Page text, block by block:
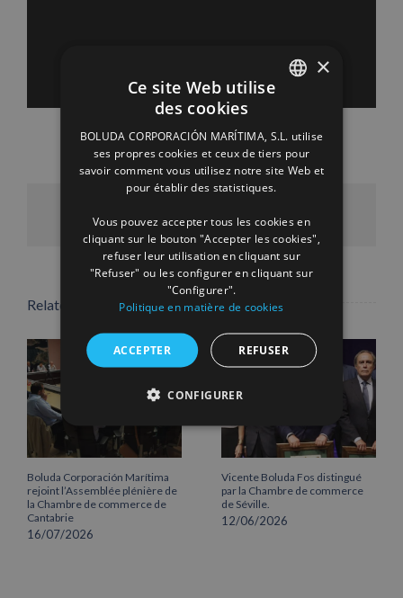
Related Posts
Boluda Corporación Marítima
rejoint l’Assemblée plénière de
la Chambre de commerce de
Cantabrie
16/07/2026
Vicente Boluda Fos distingué
par la Chambre de commerce
de Séville.
12/06/2026
ENGLISH
FRENCH
×
Ce site Web utilise
des cookies
BOLUDA CORPORACIÓN MARÍTIMA, S.L. utilise
ses propres cookies et ceux de tiers pour
savoir comment vous utilisez notre site Web et
pour établir des statistiques.
Vous pouvez accepter tous les cookies en
cliquant sur le bouton "Accepter les cookies",
refuser leur utilisation en cliquant sur
"Refuser" ou les configurer en cliquant sur
"Configurer".
Politique en matière de cookies
ACCEPTER REFUSER
CONFIGURER